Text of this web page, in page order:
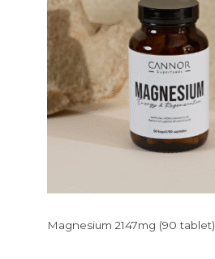
Magnesium 2147mg (90 tablet)